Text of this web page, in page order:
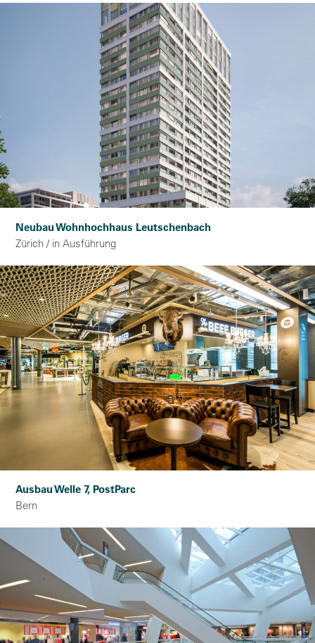
Neubau Wohnhochhaus Leutschenbach
Zürich / in Ausführung
Ausbau Welle 7, PostParc
Bern